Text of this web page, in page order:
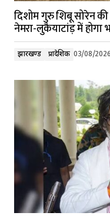
दिशोम गुरु शिबू सोरेन
नेमरा-लुकैयाटांड़ में होगा
झारखण्ड प्रादेशिक 03/08/